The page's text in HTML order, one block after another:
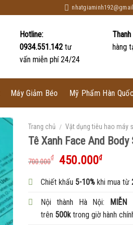
Hotline:
0934.551.142tư
vấn miễn phí 24/24
hàng
Máy Giảm Béo Mỹ Phẩm Hàn
Trang chủ / Vật dụng tiêu hao máy
Tê Xanh Face And Body
700.000₫ 450.000₫
Chiết khấu 5-10% khi mua từ
Nội thành Hà Nội:
MIỄN
trên 500k trong giờ hành